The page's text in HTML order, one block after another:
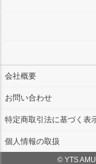
会社概要
お問い合わせ
特定商取引法に基づく表
個人情報の取扱
© YTS